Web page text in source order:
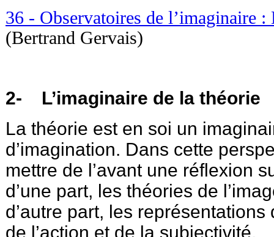
36 - Observatoires de l’imaginaire
(Bertrand Gervais)
2- L’imaginaire de la théorie
La théorie est en soi un
d’imagination. Dans cette
mettre de l’avant une réflexion
d’une part, les théories de
d’autre part, les
de l’action et de la subjectivité.